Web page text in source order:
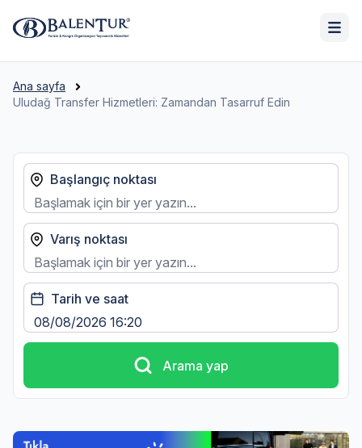
Ana sayfa
Uludağ Transfer Hizmetleri: Zamandan Tasarruf Edin
Başlangıç noktası
Varış noktası
Tarih ve saat
Arama yap